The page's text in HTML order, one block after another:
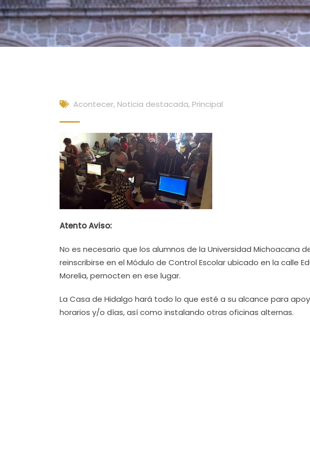
Acontecer, Noticia destacada, Principal
Atento Aviso:
No es necesario que los alumnos de la Universidad Michoacana
reinscribirse en el Módulo de Control Escolar ubicado en la calle
Morelia, pernocten en ese lugar.
La Casa de Hidalgo hará todo lo que esté a su alcance para
horarios y/o días, así como instalando otras oficinas alternas.